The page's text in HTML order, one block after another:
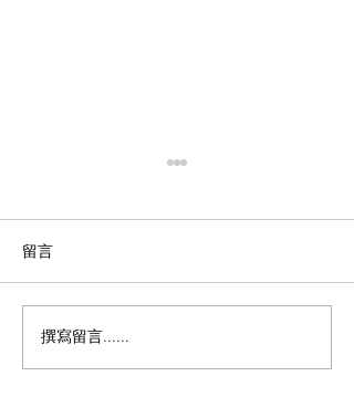
Matsuda【日本職人手藝
的極致演繹｜銅鑼灣及尖
留言
撰寫留言......